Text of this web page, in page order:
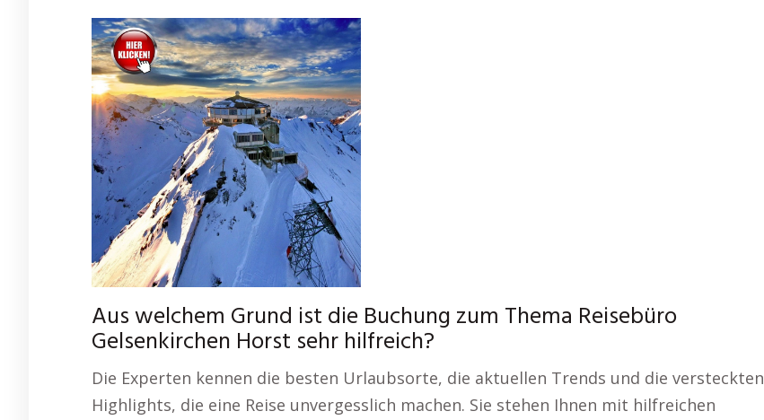
Aus welchem Grund ist die Buchung zum Thema Reisebüro
Gelsenkirchen Horst sehr hilfreich?
Die Experten kennen die besten Urlaubsorte, die aktuellen Trends und die versteckten
Highlights, die eine Reise unvergesslich machen. Sie stehen Ihnen mit hilfreichen